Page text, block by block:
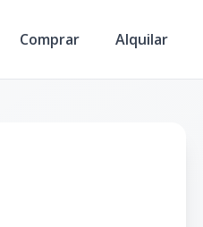
Comprar Alquilar